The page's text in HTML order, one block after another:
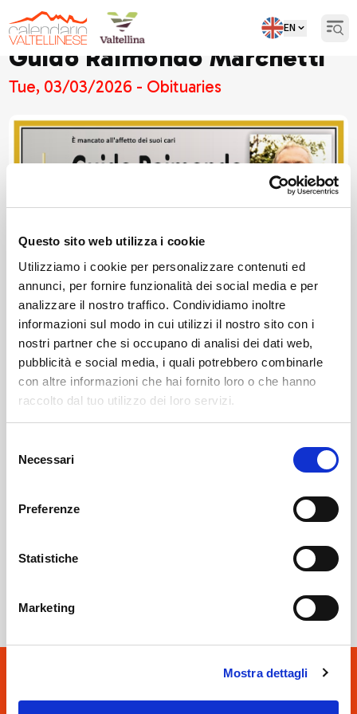
Questo sito web utilizza i cookie
Utilizziamo i cookie per personalizzare contenuti ed
annunci, per fornire funzionalità dei social media e per
analizzare il nostro traffico. Condividiamo inoltre
informazioni sul modo in cui utilizzi il nostro sito con i
nostri partner che si occupano di analisi dei dati web,
pubblicità e social media, i quali potrebbero combinarle
con altre informazioni che hai fornito loro o che hanno
raccolto dal tuo utilizzo dei loro servizi.
delNecessari
Preferenze
Statistiche
Marketing
Mostra dettagli
EN
Guido Raimondo Marchetti
Tue, 03/03/2026 - Obituaries
Teglio SOF Società Onoranze Funebri
Sondrio